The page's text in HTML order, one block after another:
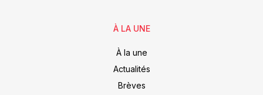
À LA UNE
À la une
Actualités
Brèves